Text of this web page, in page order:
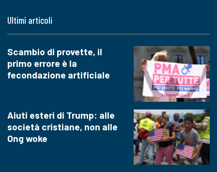
Ultimi articoli
Scambio di provette, il
primo errore è la
fecondazione artificiale
Aiuti esteri di Trump: alle
società cristiane, non alle
Ong woke